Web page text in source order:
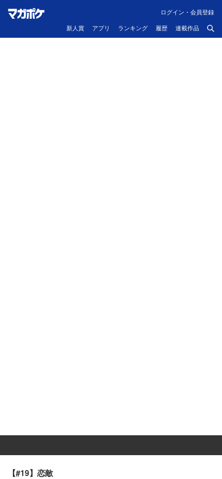
新人賞 アプリ ランキング 履歴 連載作品
ログイン・会員登録
【#19】恋敵